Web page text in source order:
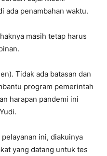
ada penambahan waktu.
masih tetap harus
Tidak ada batasan dan
program pemerintah
harapan pandemi ini
ini, diakuinya
yang datang untuk tes